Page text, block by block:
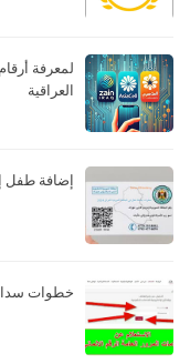
لمعرفة
العراقية
إضافة طفل
خطوات سداد